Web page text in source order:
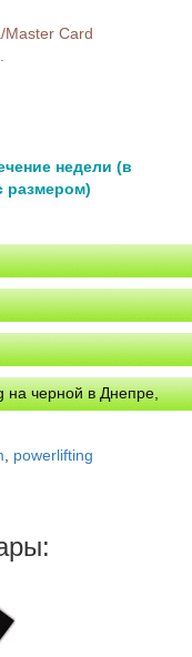
Master Card
недели (в
размером)
на черной в Днепре,
, powerlifting